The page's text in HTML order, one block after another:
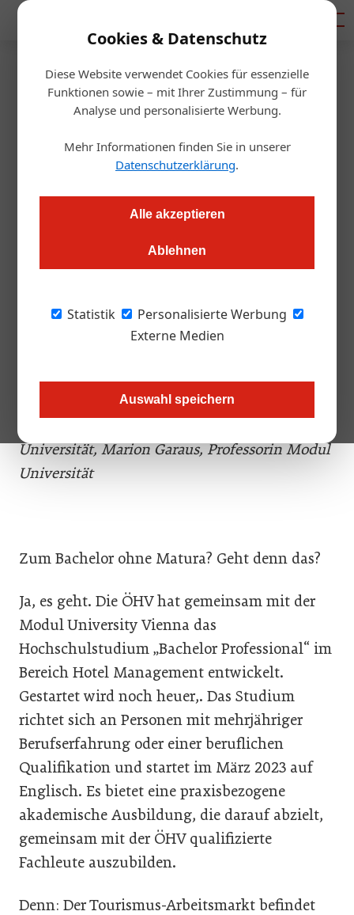
Cookies & Datenschutz
Diese Website verwendet Cookies für essenzielle
Funktionen sowie – mit Ihrer Zustimmung – für
Analyse und personalisierte Werbung.
Mehr Informationen finden Sie in unserer
Datenschutzerklärung.
Alle akzeptieren
Ablehnen
Statistik
Personalisierte Werbung
Externe Medien
Auswahl speichern
Startseite/Gastro & Hotel
Ausbildung
Bachelorstudium Hotel
Management startet
Zum Bachelor ohne Matura: Berufserfahrung und
startet im März 2023. Die ÖGZ hat alle Infos dazu.
Modul Universität, ÖHV-Präsident Walter Veit,
Susanne Kraus-Winkler, Staatssekretärin für
Universität, Marion Garaus, Professorin Modul
Universität
Zum Bachelor ohne Matura? Geht denn das?
Ja, es geht. Die ÖHV hat gemeinsam mit der
Modul University Vienna das
Hochschulstudium „Bachelor Professional“ im
Bereich Hotel Management entwickelt.
Gestartet wird noch heuer,. Das Studium
richtet sich an Personen mit mehrjähriger
Berufserfahrung oder einer beruflichen
Qualifikation und startet im März 2023 auf
Englisch. Es bietet eine praxisbezogene
akademische Ausbildung, die darauf abzielt,
gemeinsam mit der ÖHV qualifizierte
Fachleute auszubilden.
Denn: Der Tourismus-Arbeitsmarkt befindet